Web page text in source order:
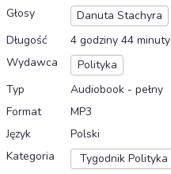
Głosy
Danuta Stachyra
Długość
4 godziny 44 minuty
Wydawca
Polityka
Typ
Audiobook - pełny
Format
MP3
Język
Polski
Kategoria
Tygodnik Polityka